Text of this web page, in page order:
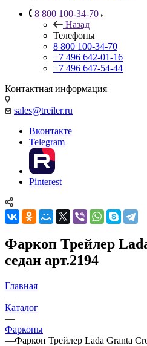
8 800 100-34-70
Назад
Телефоны
8 800 100-34-70
+7 496 642-01-16
+7 496 647-54-44
Контактная информация
sales@treiler.ru
Вконтакте
Telegram
Pinterest
Фаркоп Трейлер
седан арт.2194
Главная
—
Каталог
—
Фаркопы
—Фаркоп Трейлер Lada Granta